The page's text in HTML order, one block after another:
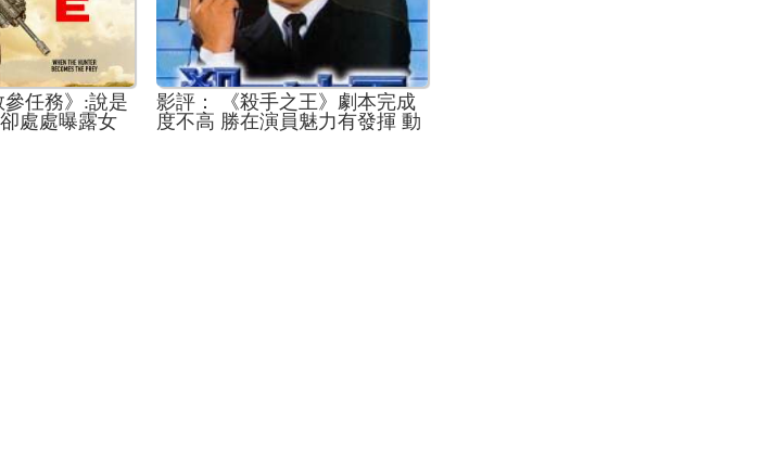
任務》:說是
處處曝露女
影評： 《殺手之王》劇本完成
度不高 勝在演員魅力有發揮 動